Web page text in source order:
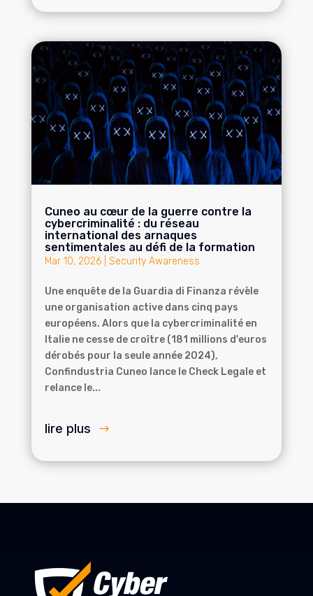
Cuneo au cœur de la guerre contre la
cybercriminalité : du réseau
international des arnaques
sentimentales au défi de la formation
Mar 10, 2026| Security Awareness
Une enquête de la Guardia di Finanza révèle
une organisation active dans cinq pays
européens. Alors que la cybercriminalité en
Italie ne cesse de croître (181 millions d'euros
dérobés pour la seule année 2024),
Confindustria Cuneo lance le Check Legale et
relance le...
lire plus